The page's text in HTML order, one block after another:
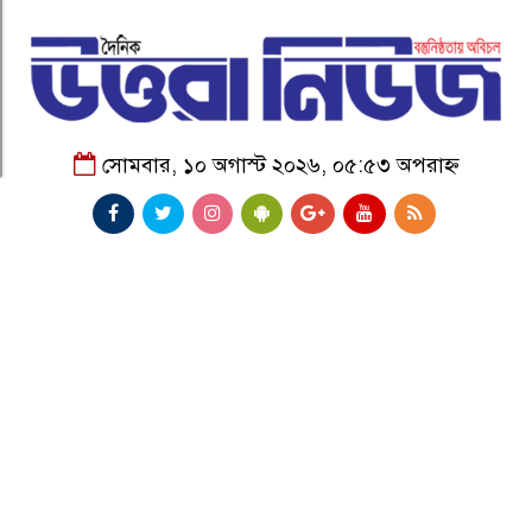
সোমবার, ১০ অগাস্ট ২০২৬, ০৫:৫৩ অপরাহ্ন